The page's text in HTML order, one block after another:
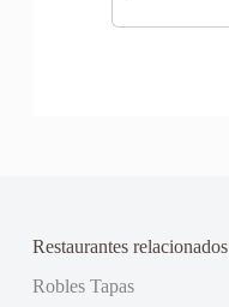
Restaurantes relacionados
Robles Tapas